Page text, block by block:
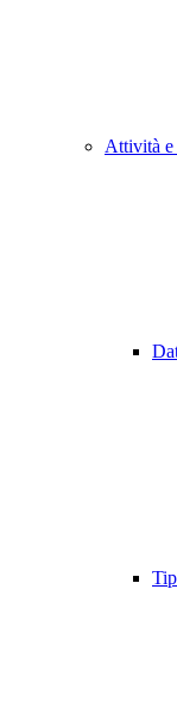
Attività e